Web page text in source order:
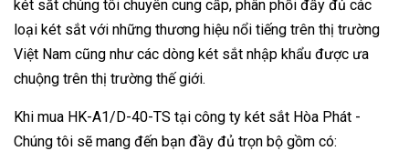
két sắt chúng tôi chuyên cung cấp, phân phối đầy đủ các
loại két sắt với những thương hiệu nổi tiếng trên thị trường
Việt Nam cũng như các dòng két sắt nhập khẩu được ưa
chuộng trên thị trường thế giới.
Khi mua HK-A1/D-40-TS tại công ty két sắt Hòa Phát -
Chúng tôi sẽ mang đến bạn đầy đủ trọn bộ gồm có: